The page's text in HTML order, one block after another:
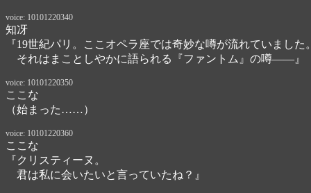
voice: 10101220340
知冴
『19世紀パリ。ここオペラ座では奇妙な噂が流れていました。
それはまことしやかに語られる『ファントム』の噂――』
voice: 10101220350
ここな
（始まった……）
voice: 10101220360
ここな
『クリスティーヌ。
君は私に会いたいと言っていたね？』